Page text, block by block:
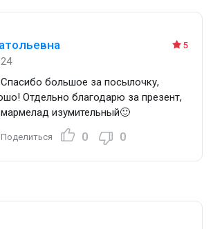
5
большое за посылочку,
Отдельно благодарю за презент,
изумительный🙂
Поделиться 0 0